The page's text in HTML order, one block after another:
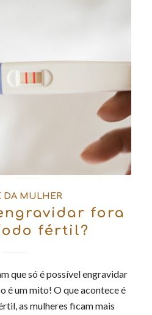
DA MULHER
fora
fértil?
que só é possível engravidar
é um mito! O que acontece é
as mulheres ficam mais